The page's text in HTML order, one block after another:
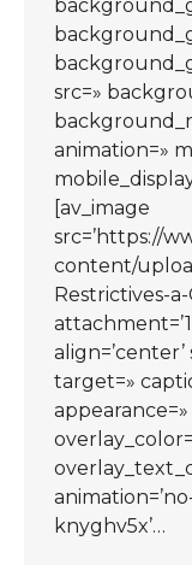
src=»
animation=»
[av_image
src=’https://
content/
Restrictives-
target=»
appearance=»
knyghv5x’…